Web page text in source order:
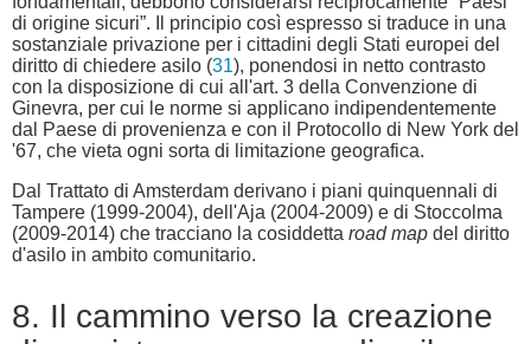
di origine sicuri”. Il principio così espresso si traduce in una
sostanziale privazione per i cittadini degli Stati europei del
diritto di chiedere asilo (31), ponendosi in netto contrasto
con la disposizione di cui all'art. 3 della Convenzione di
Ginevra, per cui le norme si applicano indipendentemente
dal Paese di provenienza e con il Protocollo di New York del
'67, che vieta ogni sorta di limitazione geografica.
Dal Trattato di Amsterdam derivano i piani quinquennali di
Tampere (1999-2004), dell'Aja (2004-2009) e di Stoccolma
(2009-2014) che tracciano la cosiddetta road map del diritto
d'asilo in ambito comunitario.
8. Il cammino verso la creazione